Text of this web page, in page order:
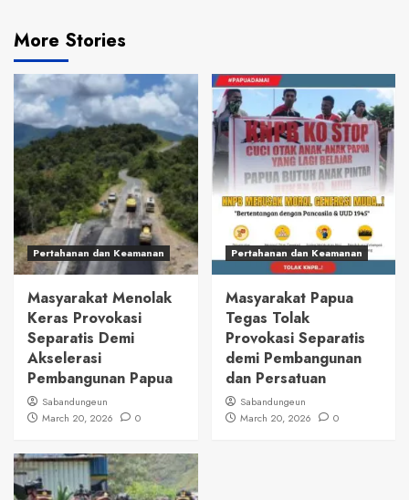
More Stories
Pertahanan dan Keamanan
Masyarakat Menolak
Keras Provokasi
Separatis Demi
Akselerasi
Pembangunan Papua
Sabandungeun
March 20, 2026
0
Pertahanan dan Keamanan
Masyarakat Papua
Tegas Tolak
Provokasi Separatis
demi Pembangunan
dan Persatuan
Sabandungeun
March 20, 2026
0